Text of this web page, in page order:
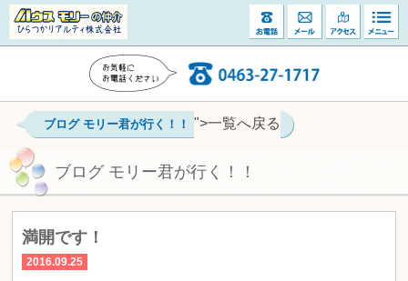
ブログ モリー君が行く！！ ">一覧へ戻る
ブログ モリー君が行く！！
満開です！
2016.09.25